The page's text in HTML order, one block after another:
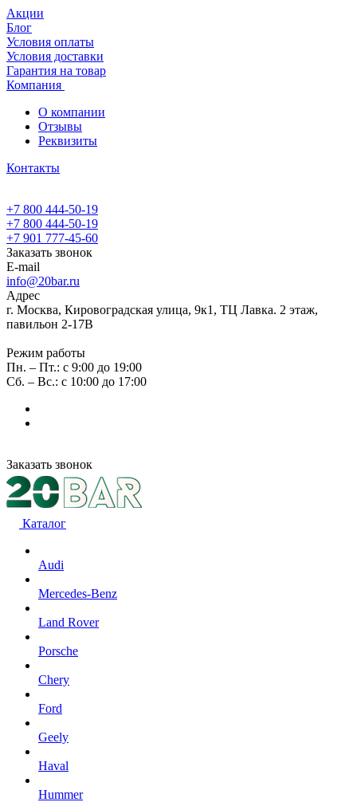
Акции
Блог
Условия оплаты
Условия доставки
Гарантия на товар
Компания
О компании
Отзывы
Реквизиты
Контакты
+7 800 444-50-19
+7 800 444-50-19
+7 901 777-45-60
Заказать звонок
E-mail
info@20bar.ru
Адрес
г. Москва, Кировоградская улица, 9к1, ТЦ Лавка. 2 этаж,
павильон 2-17В
Режим работы
Пн. – Пт.: с 9:00 до 19:00
Сб. – Вс.: с 10:00 до 17:00
Заказать звонок
Каталог
Audi
Mercedes-Benz
Land Rover
Porsche
Chery
Ford
Geely
Haval
Hummer